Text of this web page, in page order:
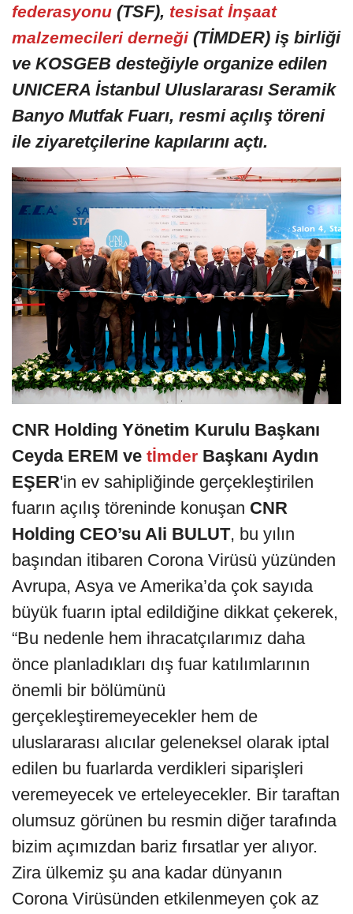
federasyonu (TSF), tesisat İnşaat
malzemecileri derneği (TİMDER) iş birliği
ve KOSGEB desteğiyle organize edilen
UNICERA İstanbul Uluslararası Seramik
Banyo Mutfak Fuarı, resmi açılış töreni
ile ziyaretçilerine kapılarını açtı.
CNR Holding Yönetim Kurulu Başkanı
Ceyda EREM ve tİmder Başkanı Aydın
EŞER'in ev sahipliğinde gerçekleştirilen
fuarın açılış töreninde konuşan CNR
Holding CEO’su Ali BULUT, bu yılın
başından itibaren Corona Virüsü yüzünden
Avrupa, Asya ve Amerika’da çok sayıda
büyük fuarın iptal edildiğine dikkat çekerek,
“Bu nedenle hem ihracatçılarımız daha
önce planladıkları dış fuar katılımlarının
önemli bir bölümünü
gerçekleştiremeyecekler hem de
uluslararası alıcılar geleneksel olarak iptal
edilen bu fuarlarda verdikleri siparişleri
veremeyecek ve erteleyecekler. Bir taraftan
olumsuz görünen bu resmin diğer tarafında
bizim açımızdan bariz fırsatlar yer alıyor.
Zira ülkemiz şu ana kadar dünyanın
Corona Virüsünden etkilenmeyen çok az